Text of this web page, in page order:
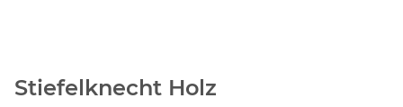
Stiefelknecht Holz